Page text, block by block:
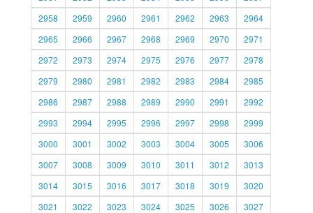
2958
2959 2960 2961 2962 2963
2964
2965
2966 2967 2968 2969 2970
2971
2972
2973 2974 2975 2976 2977
2978
2979
2980 2981 2982 2983 2984
2985
2986
2987 2988 2989 2990 2991
2992
2993
2994 2995 2996 2997 2998
2999
3000
3001 3002 3003 3004 3005
3006
3007
3008 3009 3010 3011 3012
3013
3014
3015 3016 3017 3018 3019
3020
3021
3022 3023 3024 3025 3026
3027